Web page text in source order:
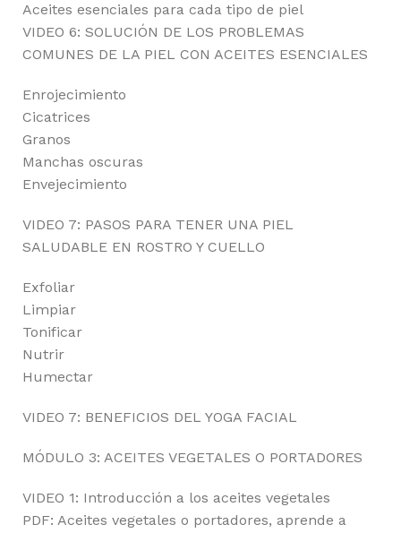
Aceites esenciales para cada tipo de piel
VIDEO 6: SOLUCIÓN DE LOS PROBLEMAS
COMUNES DE LA PIEL CON ACEITES ESENCIALES
Enrojecimiento
Cicatrices
Granos
Manchas oscuras
Envejecimiento
VIDEO 7: PASOS PARA TENER UNA PIEL
SALUDABLE EN ROSTRO Y CUELLO
Exfoliar
Limpiar
Tonificar
Nutrir
Humectar
VIDEO 7: BENEFICIOS DEL YOGA FACIAL
MÓDULO 3: ACEITES VEGETALES O PORTADORES
VIDEO 1: Introducción a los aceites vegetales
PDF: Aceites vegetales o portadores, aprende a